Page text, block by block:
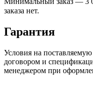
заказа нет.
Гарантия
Условия на
договором и
менеджером при